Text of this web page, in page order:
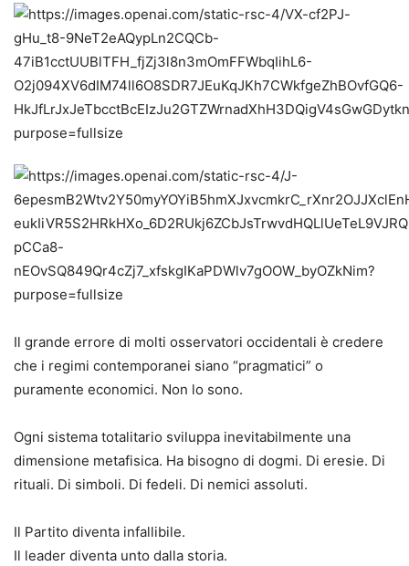
Il grande errore di molti osservatori occidentali è credere
che i regimi contemporanei siano “pragmatici” o
puramente economici. Non lo sono.
Ogni sistema totalitario sviluppa inevitabilmente una
dimensione metafisica. Ha bisogno di dogmi. Di eresie. Di
rituali. Di simboli. Di fedeli. Di nemici assoluti.
Il Partito diventa infallibile.
Il leader diventa unto dalla storia.